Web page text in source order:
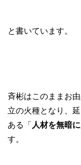
と書いています。
斉彬はこのままお
立の火種となり、
ある「 人材を無暗
す。